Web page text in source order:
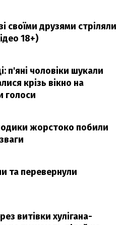
своїми друзями стріляли
18+)
п'яні чоловіки шукали
крізь вікно на
голоси
жорстоко побили
та перевернули
витівки хулігана-